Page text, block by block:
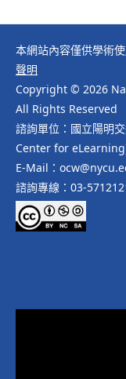
本網站內容僅供學術
聲明
Copyright © 2026
All Rights Reserved
諮詢單位：國立陽明
Center for
E-Mail：
諮詢專線：03-